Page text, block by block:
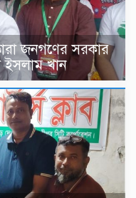
জনগণের সরকার
ইসলাম খান